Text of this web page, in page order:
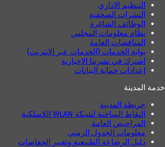
التنظيم الإداري
النشرات الصحفية
الوظائف الشاغرة
نظام معلومات المجلس
المناقصات العامة
بوابة الخدمات (الخدمات عبر الإنترنت)
اشترك في نشرتنا الإخبارية
إعدادات حماية البيانات
خدمة المدينة
خريطة المدينة
النقاط الساخنة لشبكة WLAN اللاسلكية
المراحيض العامة
معلومات الجدول الزمني
دليل الرضاعة الطبيعية وتغيير الحفاضات